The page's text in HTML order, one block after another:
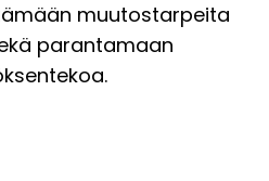
muutostarpeita
parantamaan